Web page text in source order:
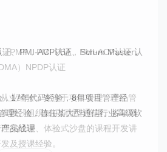
、PMP、PMI-PBA、PMI-ACP、IT-
新产品经理，胜任英语授课
制专业机械电子工程（1998）和加
目管理（2008），曾获教育部海外
、企业项目总监、 项目集经理、
、信息化高级项目管理师
动性强、学员分享、贴近实战、深
分析、培训课堂注重实战和实用，
脑式的和专家背书式的培训。每一
工具的导入和使用，目标只有一
PMI-ACP、项目管理/产品管理专业培
程硕士
户提供项目管理认证课及实战培训
证讲师为各个领域的项目经理们运
生命周期，结合项目管理工具技术
同于传统培训的全新体验。
、PMP，PMI-PBA，PMI-ACP认证，
）NPDP认证
业经验，专注于项目管理、产品管
践、组织知识沉淀与管理。多年项
实战课、体验式沙盘的课程开发讲
及授课经验。
证、PMI-ACP认证、Scrum Master认
17年代码经验，8年项目管理经
理经验，曾任某大型通信行业高级软
品经理